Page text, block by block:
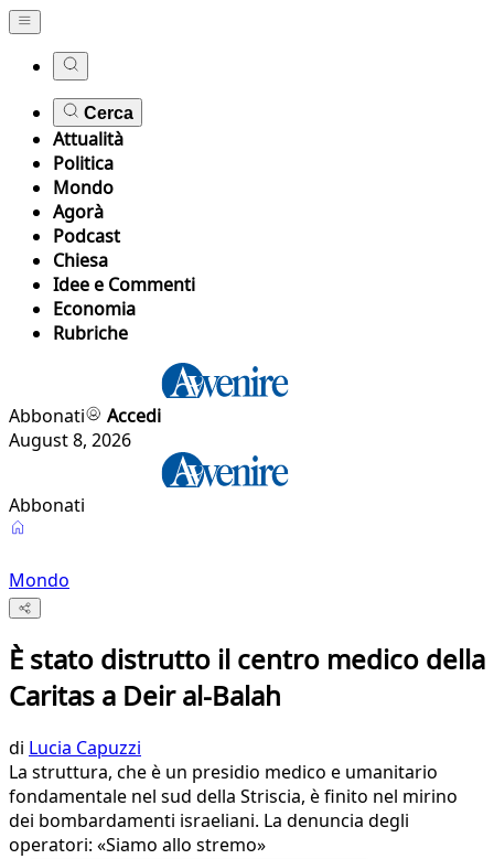
Cerca
Attualità
Politica
Mondo
Agorà
Podcast
Chiesa
Idee e Commenti
Economia
Rubriche
Abbonati
Accedi
August 8, 2026
Abbonati
Mondo
È stato distrutto il centro medico della
Caritas a Deir al-Balah
di Lucia Capuzzi
La struttura, che è un presidio medico e umanitario
fondamentale nel sud della Striscia, è finito nel mirino
dei bombardamenti israeliani. La denuncia degli
operatori: «Siamo allo stremo»